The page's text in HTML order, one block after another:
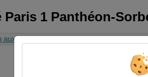
1 Panthéon-
activités physiques et sportives